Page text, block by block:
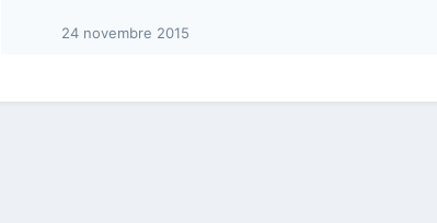
24 novembre 2015